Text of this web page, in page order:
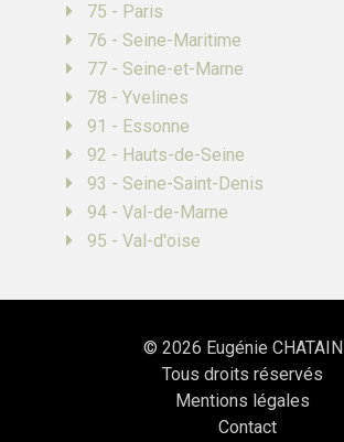
75 - Paris
76 - Seine-Maritime
77 - Seine-et-Marne
78 - Yvelines
91 - Essonne
92 - Hauts-de-Seine
93 - Seine-Saint-Denis
94 - Val-de-Marne
95 - Val-d'oise
© 2026 Eugénie CHATAIN
Tous droits réservés
Mentions légales
Contact